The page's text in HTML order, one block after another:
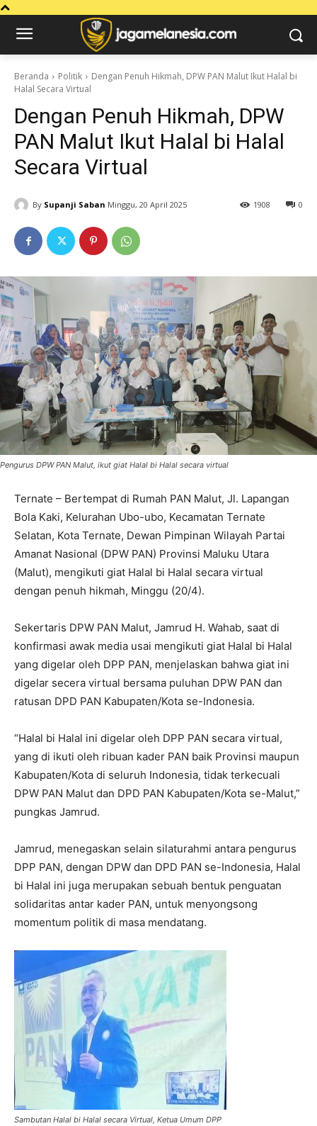
Beranda Politik
Dengan Penuh Hikmah, DPW PAN Malut Ikut Halal bi
Halal Secara Virtual
Dengan Penuh Hikmah, DPW
PAN Malut Ikut Halal bi Halal
Secara Virtual
By Supanji Saban Minggu, 20 April 2025 0
1908
Pengurus DPW PAN Malut, ikut giat Halal bi Halal secara virtual
Ternate – Bertempat di Rumah PAN Malut, Jl. Lapangan
Bola Kaki, Kelurahan Ubo-ubo, Kecamatan Ternate
Selatan, Kota Ternate, Dewan Pimpinan Wilayah Partai
Amanat Nasional (DPW PAN) Provinsi Maluku Utara
(Malut), mengikuti giat Halal bi Halal secara virtual
dengan penuh hikmah, Minggu (20/4).
Sekertaris DPW PAN Malut, Jamrud H. Wahab, saat di
konfirmasi awak media usai mengikuti giat Halal bi Halal
yang digelar oleh DPP PAN, menjelaskan bahwa giat ini
digelar secera virtual bersama puluhan DPW PAN dan
ratusan DPD PAN Kabupaten/Kota se-Indonesia.
“Halal bi Halal ini digelar oleh DPP PAN secara virtual,
yang di ikuti oleh ribuan kader PAN baik Provinsi maupun
Kabupaten/Kota di seluruh Indonesia, tidak terkecuali
DPW PAN Malut dan DPD PAN Kabupaten/Kota se-Malut,”
pungkas Jamrud.
Jamrud, menegaskan selain silaturahmi antara pengurus
DPP PAN, dengan DPW dan DPD PAN se-Indonesia, Halal
bi Halal ini juga merupakan sebuah bentuk penguatan
solidaritas antar kader PAN, untuk menyongsong
momentum politik di masa mendatang.
Sambutan Halal bi Halal secara Virtual, Ketua Umum DPP